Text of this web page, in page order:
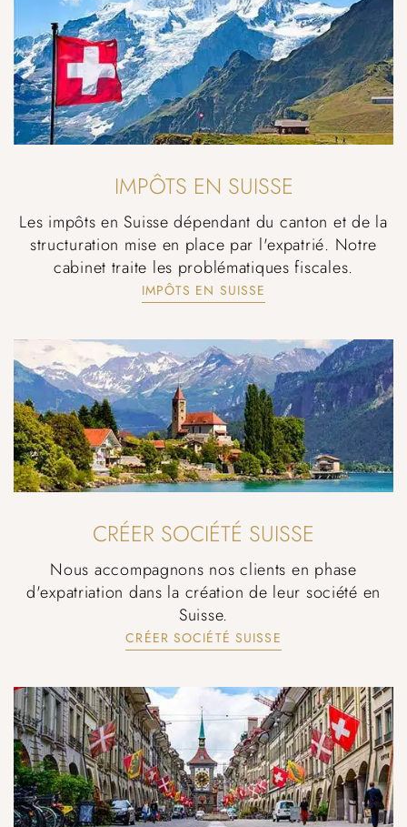
IMPÔTS EN SUISSE
Les impôts en Suisse dépendant du canton et de la
structuration mise en place par l'expatrié. Notre
cabinet traite les problématiques fiscales.
IMPÔTS EN SUISSE
CRÉER SOCIÉTÉ SUISSE
Nous accompagnons nos clients en phase
d'expatriation dans la création de leur société en
Suisse.
CRÉER SOCIÉTÉ SUISSE